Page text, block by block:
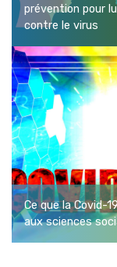
prévention pour
contre le virus
Ce que la Covid-
aux sciences